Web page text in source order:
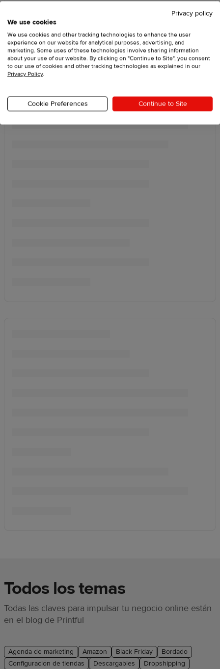
Todos los temas
Todas las claves para impulsar tu negocio online están
en el blog de Printful
Agenda de marketing Amazon Black Friday
Bordado
Configuración de tiendas
Descargables
Dropshipping
Privacy policy
We use cookies
We use cookies and other tracking technologies to enhance the user
experience on our website for analytical purposes, advertising, and
marketing. Some uses of these technologies involve sharing information
about your use of our website. By clicking on "Continue to Site", you consent
to our use of cookies and other tracking technologies as explained in our
Privacy Policy.
Cookie Preferences Continue to Site